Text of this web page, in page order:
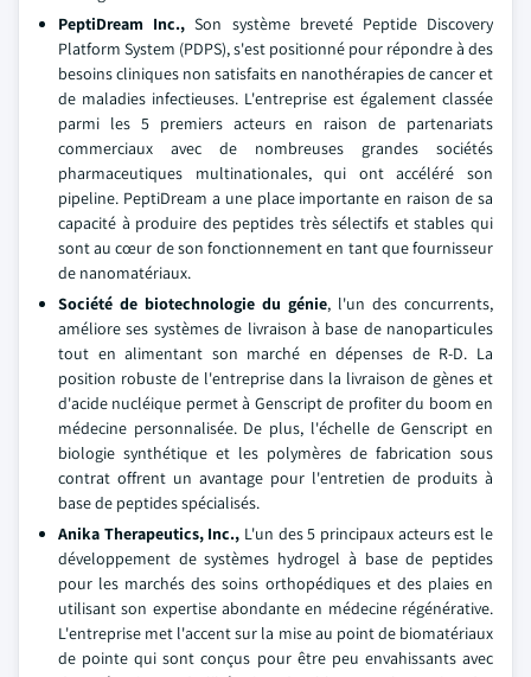
PeptiDream Inc.,Son système breveté Peptide Discovery
Platform System (PDPS), s'est positionné pour répondre à des
besoins cliniques non satisfaits en nanothérapies de cancer et
de maladies infectieuses. L'entreprise est également classée
parmi les 5 premiers acteurs en raison de partenariats
commerciaux avec de nombreuses grandes sociétés
pharmaceutiques multinationales, qui ont accéléré son
pipeline. PeptiDream a une place importante en raison de sa
capacité à produire des peptides très sélectifs et stables qui
sont au cœur de son fonctionnement en tant que fournisseur
de nanomatériaux.
Société de biotechnologie du génie, l'un des concurrents,
améliore ses systèmes de livraison à base de nanoparticules
tout en alimentant son marché en dépenses de R-D. La
position robuste de l'entreprise dans la livraison de gènes et
d'acide nucléique permet à Genscript de profiter du boom en
médecine personnalisée. De plus, l'échelle de Genscript en
biologie synthétique et les polymères de fabrication sous
contrat offrent un avantage pour l'entretien de produits à
base de peptides spécialisés.
Anika Therapeutics, Inc., L'un des 5 principaux acteurs est le
développement de systèmes hydrogel à base de peptides
pour les marchés des soins orthopédiques et des plaies en
utilisant son expertise abondante en médecine régénérative.
L'entreprise met l'accent sur la mise au point de biomatériaux
de pointe qui sont conçus pour être peu envahissants avec